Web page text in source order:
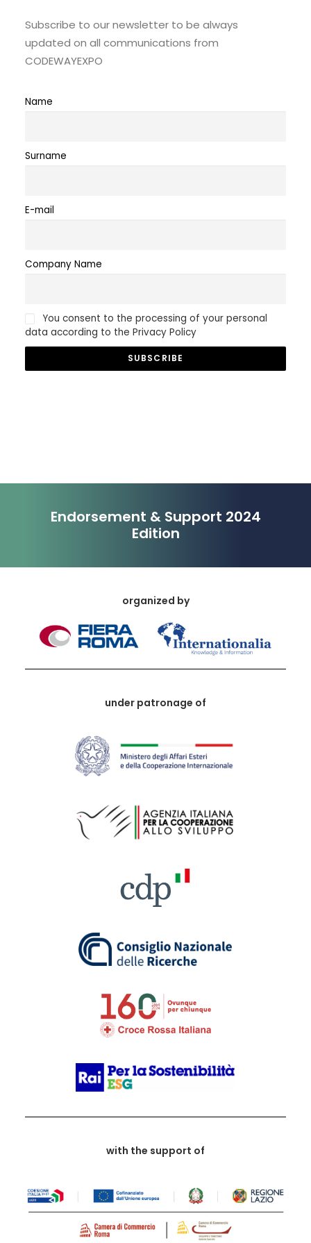
Subscribe to our newsletter to be always
updated on all communications from
CODEWAYEXPO
Name
Surname
E-mail
Company Name
You consent to the processing of your personal
data according to the Privacy Policy
Endorsement & Support 2024
Edition
organized by
under patronage of
with the support of